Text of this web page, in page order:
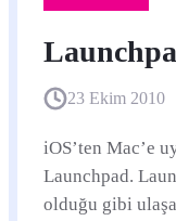
23 Ekim 2010
iOS’ten Mac’e
Launchpad.
olduğu gibi